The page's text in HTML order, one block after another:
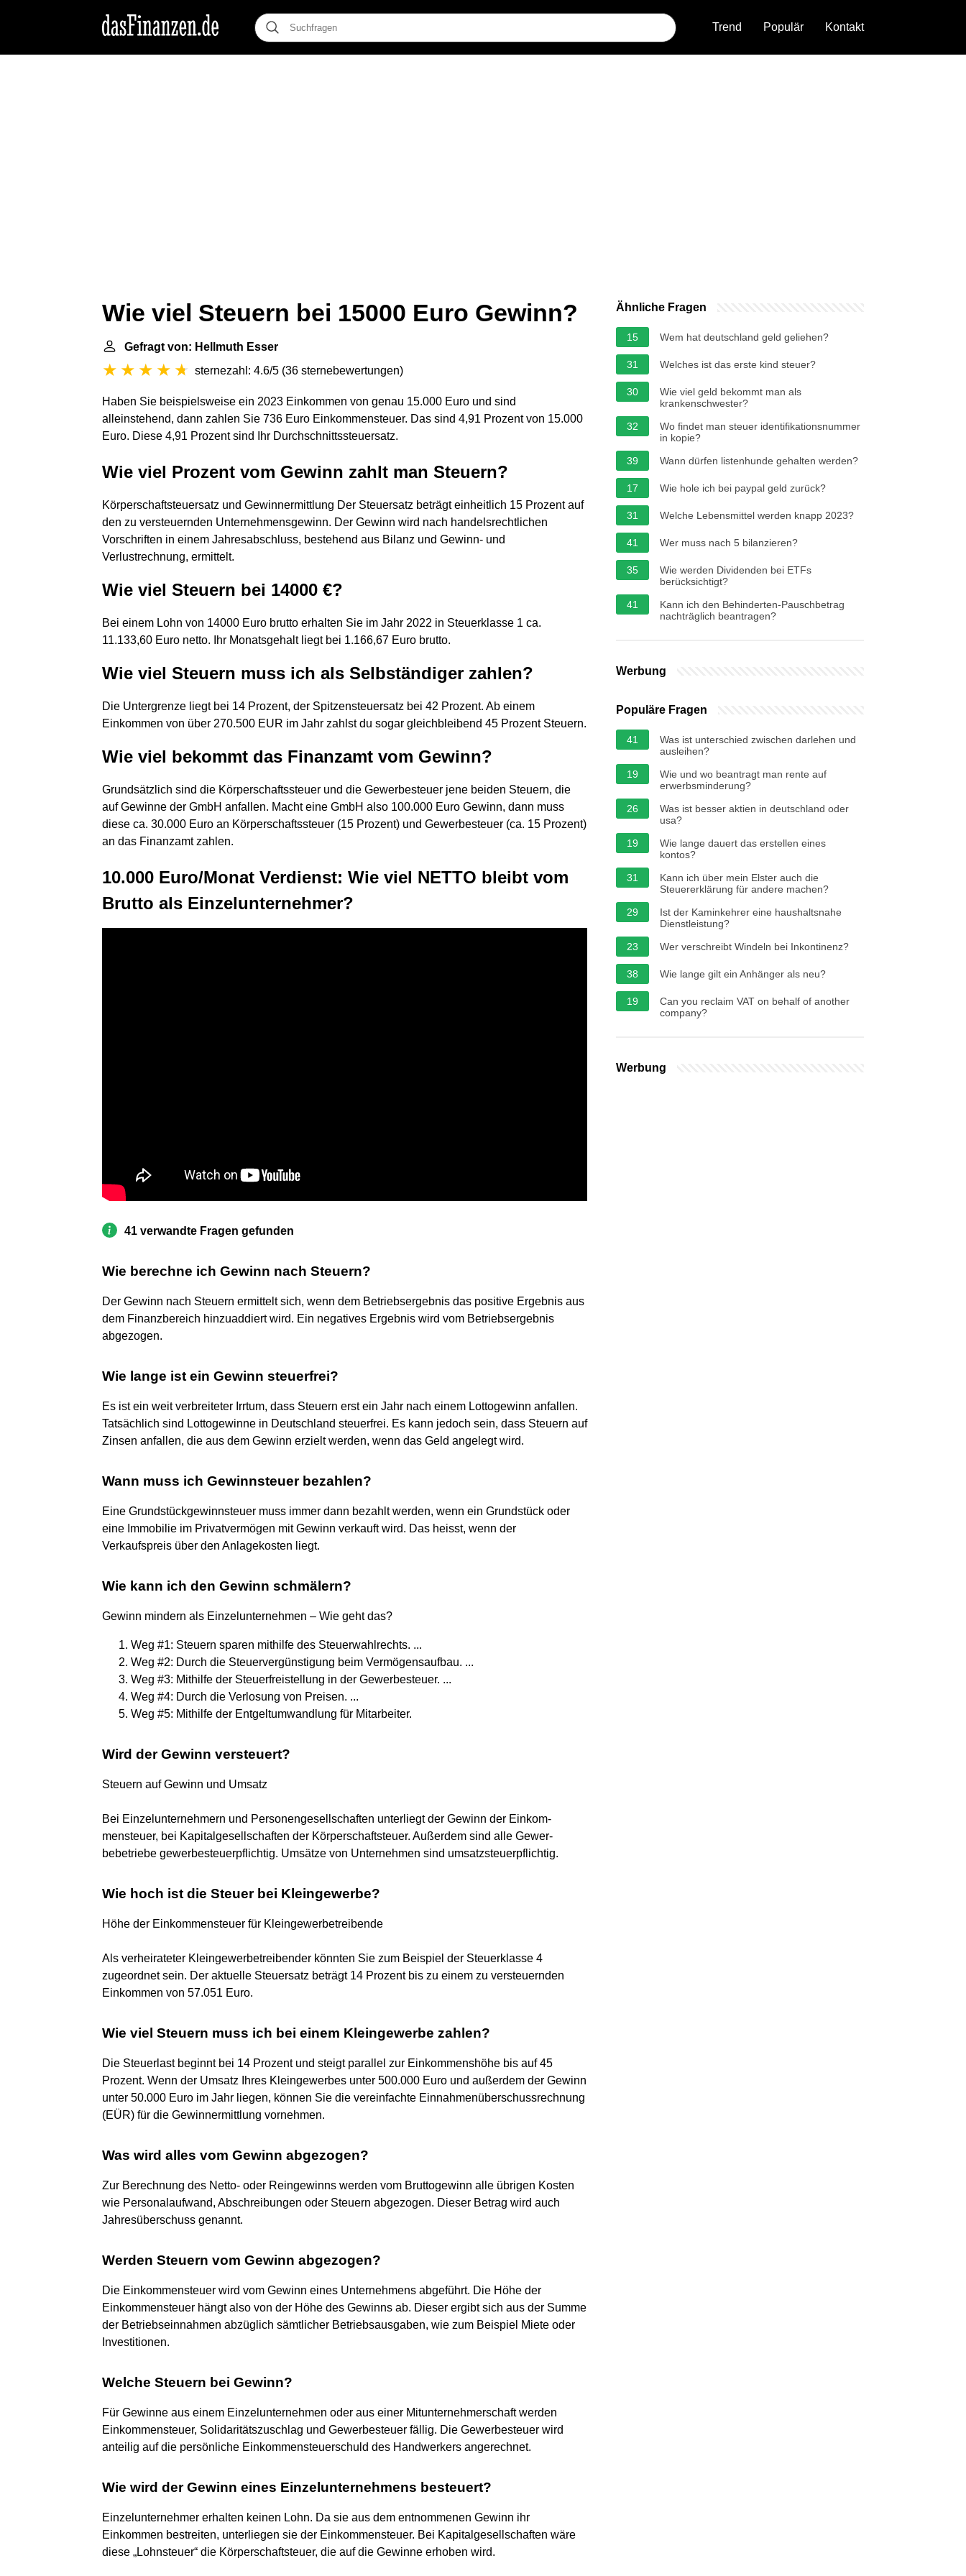
Trend Populär Kontakt
Wie viel Steuern bei 15000 Euro Gewinn?
Gefragt von: Hellmuth Esser
sternezahl: 4.6/5 (36 sternebewertungen)
Haben Sie beispielsweise ein 2023 Einkommen von genau 15.000 Euro und sind
alleinstehend, dann zahlen Sie 736 Euro Einkommensteuer. Das sind 4,91 Prozent von 15.000
Euro. Diese 4,91 Prozent sind Ihr Durchschnittssteuersatz.
Wie viel Prozent vom Gewinn zahlt man Steuern?
Körperschaftsteuersatz und Gewinnermittlung Der Steuersatz beträgt einheitlich 15 Prozent auf
den zu versteuernden Unternehmensgewinn. Der Gewinn wird nach handelsrechtlichen
Vorschriften in einem Jahresabschluss, bestehend aus Bilanz und Gewinn- und
Verlustrechnung, ermittelt.
Wie viel Steuern bei 14000 €?
Bei einem Lohn von 14000 Euro brutto erhalten Sie im Jahr 2022 in Steuerklasse 1 ca.
11.133,60 Euro netto. Ihr Monatsgehalt liegt bei 1.166,67 Euro brutto.
Wie viel Steuern muss ich als Selbständiger zahlen?
Die Untergrenze liegt bei 14 Prozent, der Spitzensteuersatz bei 42 Prozent. Ab einem
Einkommen von über 270.500 EUR im Jahr zahlst du sogar gleichbleibend 45 Prozent Steuern.
Wie viel bekommt das Finanzamt vom Gewinn?
Grundsätzlich sind die Körperschaftssteuer und die Gewerbesteuer jene beiden Steuern, die
auf Gewinne der GmbH anfallen. Macht eine GmbH also 100.000 Euro Gewinn, dann muss
diese ca. 30.000 Euro an Körperschaftssteuer (15 Prozent) und Gewerbesteuer (ca. 15 Prozent)
an das Finanzamt zahlen.
10.000 Euro/Monat Verdienst: Wie viel NETTO bleibt vom
Brutto als Einzelunternehmer?
41 verwandte Fragen gefunden
Wie berechne ich Gewinn nach Steuern?
Der Gewinn nach Steuern ermittelt sich, wenn dem Betriebsergebnis das positive Ergebnis aus
dem Finanzbereich hinzuaddiert wird. Ein negatives Ergebnis wird vom Betriebsergebnis
abgezogen.
Wie lange ist ein Gewinn steuerfrei?
Es ist ein weit verbreiteter Irrtum, dass Steuern erst ein Jahr nach einem Lottogewinn anfallen.
Tatsächlich sind Lottogewinne in Deutschland steuerfrei. Es kann jedoch sein, dass Steuern auf
Zinsen anfallen, die aus dem Gewinn erzielt werden, wenn das Geld angelegt wird.
Wann muss ich Gewinnsteuer bezahlen?
Eine Grundstückgewinnsteuer muss immer dann bezahlt werden, wenn ein Grundstück oder
eine Immobilie im Privatvermögen mit Gewinn verkauft wird. Das heisst, wenn der
Verkaufspreis über den Anlagekosten liegt.
Wie kann ich den Gewinn schmälern?
Gewinn mindern als Einzelunternehmen – Wie geht das?
Weg #1: Steuern sparen mithilfe des Steuerwahlrechts. ...
Weg #2: Durch die Steuervergünstigung beim Vermögensaufbau. ...
Weg #3: Mithilfe der Steuerfreistellung in der Gewerbesteuer. ...
Weg #4: Durch die Verlosung von Preisen. ...
Weg #5: Mithilfe der Entgeltumwandlung für Mitarbeiter.
Wird der Gewinn versteuert?
Steuern auf Gewinn und Umsatz
Bei Einzelunternehmern und Personengesellschaften unterliegt der Gewinn der Einkom-
mensteuer, bei Kapitalgesellschaften der Körperschaftsteuer. Außerdem sind alle Gewer-
bebetriebe gewerbesteuerpflichtig. Umsätze von Unternehmen sind umsatzsteuerpflichtig.
Wie hoch ist die Steuer bei Kleingewerbe?
Höhe der Einkommensteuer für Kleingewerbetreibende
Als verheirateter Kleingewerbetreibender könnten Sie zum Beispiel der Steuerklasse 4
zugeordnet sein. Der aktuelle Steuersatz beträgt 14 Prozent bis zu einem zu versteuernden
Einkommen von 57.051 Euro.
Wie viel Steuern muss ich bei einem Kleingewerbe zahlen?
Die Steuerlast beginnt bei 14 Prozent und steigt parallel zur Einkommenshöhe bis auf 45
Prozent. Wenn der Umsatz Ihres Kleingewerbes unter 500.000 Euro und außerdem der Gewinn
unter 50.000 Euro im Jahr liegen, können Sie die vereinfachte Einnahmenüberschussrechnung
(EÜR) für die Gewinnermittlung vornehmen.
Was wird alles vom Gewinn abgezogen?
Zur Berechnung des Netto- oder Reingewinns werden vom Bruttogewinn alle übrigen Kosten
wie Personalaufwand, Abschreibungen oder Steuern abgezogen. Dieser Betrag wird auch
Jahresüberschuss genannt.
Werden Steuern vom Gewinn abgezogen?
Die Einkommensteuer wird vom Gewinn eines Unternehmens abgeführt. Die Höhe der
Einkommensteuer hängt also von der Höhe des Gewinns ab. Dieser ergibt sich aus der Summe
der Betriebseinnahmen abzüglich sämtlicher Betriebsausgaben, wie zum Beispiel Miete oder
Investitionen.
Welche Steuern bei Gewinn?
Für Gewinne aus einem Einzelunternehmen oder aus einer Mitunternehmerschaft werden
Einkommensteuer, Solidaritätszuschlag und Gewerbesteuer fällig. Die Gewerbesteuer wird
anteilig auf die persönliche Einkommensteuerschuld des Handwerkers angerechnet.
Wie wird der Gewinn eines Einzelunternehmens besteuert?
Einzelunternehmer erhalten keinen Lohn. Da sie aus dem entnommenen Gewinn ihr
Einkommen bestreiten, unterliegen sie der Einkommensteuer. Bei Kapitalgesellschaften wäre
diese „Lohnsteuer“ die Körperschaftsteuer, die auf die Gewinne erhoben wird.
Ähnliche Fragen
15 Wem hat deutschland geld geliehen?
31 Welches ist das erste kind steuer?
30
Wie viel geld bekommt man als
krankenschwester?
32
Wo findet man steuer identifikationsnummer
in kopie?
39
Wann dürfen listenhunde gehalten werden?
17 Wie hole ich bei paypal geld zurück?
31 Welche Lebensmittel werden knapp 2023?
41 Wer muss nach 5 bilanzieren?
35
Wie werden Dividenden bei ETFs
berücksichtigt?
41
Kann ich den Behinderten-Pauschbetrag
nachträglich beantragen?
Werbung
Populäre Fragen
41
Was ist unterschied zwischen darlehen und
ausleihen?
19
Wie und wo beantragt man rente auf
erwerbsminderung?
26
Was ist besser aktien in deutschland oder
usa?
19
Wie lange dauert das erstellen eines
kontos?
31
Kann ich über mein Elster auch die
Steuererklärung für andere machen?
29
Ist der Kaminkehrer eine haushaltsnahe
Dienstleistung?
23
Wer verschreibt Windeln bei Inkontinenz?
38 Wie lange gilt ein Anhänger als neu?
19
Can you reclaim VAT on behalf of another
company?
Werbung